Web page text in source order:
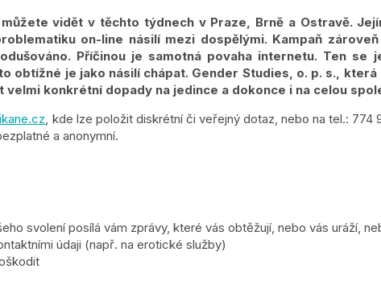
můžete vidět v těchto týdnech v Praze, Brně a Ostravě.
on-line násilí mezi dospělými. Kampaň
Příčinou je samotná povaha internetu. Ten
je jako násilí chápat. Gender Studies, o. p. s.,
konkrétní dopady na jedince a dokonce i na celou
, kde lze položit diskrétní či veřejný dotaz, nebo na tel.: 774
a anonymní.
svolení posílá vám zprávy, které vás obtěžují, nebo vás uráží,
údaji (např. na erotické služby)